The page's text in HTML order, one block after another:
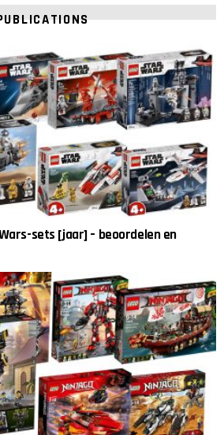
Wars-sets [jaar] – beoordelen en